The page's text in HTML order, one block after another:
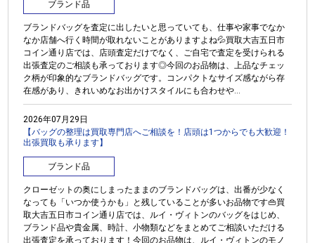
ブランド品
ブランドバッグを査定に出したいと思っていても、仕事や家事でなか
なか店舗へ行く時間が取れないことがありますよね💦買取大吉五日市
コイン通り店では、店頭査定だけでなく、ご自宅で査定を受けられる
出張査定のご相談も承っております◎今回のお品物は、上品なチェッ
ク柄が印象的なブランドバッグです。コンパクトなサイズ感ながら存
在感があり、きれいめなお出かけスタイルにも合わせや...
2026年07月29日
【バッグの整理は買取専門店へご相談を！店頭は1つからでも大歓迎！
出張買取も承ります】
ブランド品
クローゼットの奥にしまったままのブランドバッグは、出番が少なく
なっても「いつか使うかも」と残していることが多いお品物です👜買
取大吉五日市コイン通り店では、ルイ・ヴィトンのバッグをはじめ、
ブランド品や貴金属、時計、小物類などをまとめてご相談いただける
出張査定を承っております！今回のお品物は、ルイ・ヴィトンのモノ